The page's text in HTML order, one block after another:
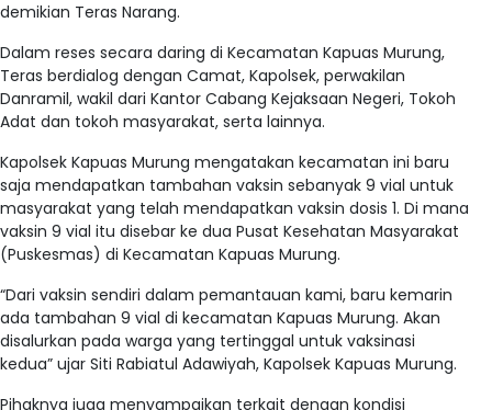
demikian Teras Narang.
Dalam reses secara daring di Kecamatan Kapuas Murung,
Teras berdialog dengan Camat, Kapolsek, perwakilan
Danramil, wakil dari Kantor Cabang Kejaksaan Negeri, Tokoh
Adat dan tokoh masyarakat, serta lainnya.
Kapolsek Kapuas Murung mengatakan kecamatan ini baru
saja mendapatkan tambahan vaksin sebanyak 9 vial untuk
masyarakat yang telah mendapatkan vaksin dosis 1. Di mana
vaksin 9 vial itu disebar ke dua Pusat Kesehatan Masyarakat
(Puskesmas) di Kecamatan Kapuas Murung.
“Dari vaksin sendiri dalam pemantauan kami, baru kemarin
ada tambahan 9 vial di kecamatan Kapuas Murung. Akan
disalurkan pada warga yang tertinggal untuk vaksinasi
kedua” ujar Siti Rabiatul Adawiyah, Kapolsek Kapuas Murung.
Pihaknya juga menyampaikan terkait dengan kondisi